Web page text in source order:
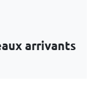
arrivants